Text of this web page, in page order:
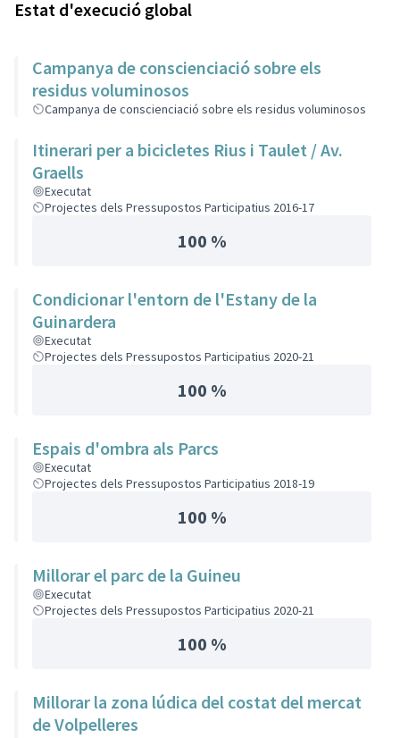
Estat d'execució global
Campanya de conscienciació sobre els
residus voluminosos
Campanya de conscienciació sobre els residus voluminosos
Itinerari per a bicicletes Rius i Taulet / Av.
Graells
Executat
Projectes dels Pressupostos Participatius 2016-17
100 %
Condicionar l'entorn de l'Estany de la
Guinardera
Executat
Projectes dels Pressupostos Participatius 2020-21
100 %
Espais d'ombra als Parcs
Executat
Projectes dels Pressupostos Participatius 2018-19
100 %
Millorar el parc de la Guineu
Executat
Projectes dels Pressupostos Participatius 2020-21
100 %
Millorar la zona lúdica del costat del mercat
de Volpelleres